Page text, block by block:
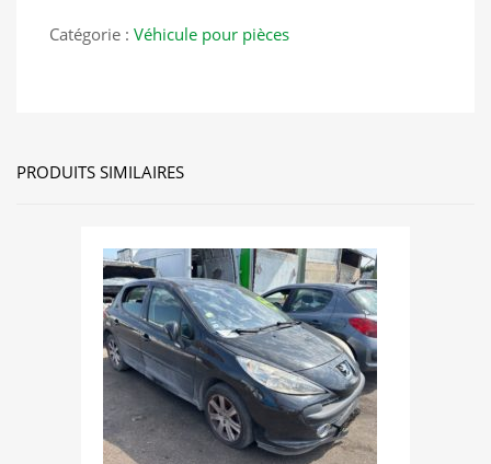
Catégorie : Véhicule pour pièces
PRODUITS SIMILAIRES